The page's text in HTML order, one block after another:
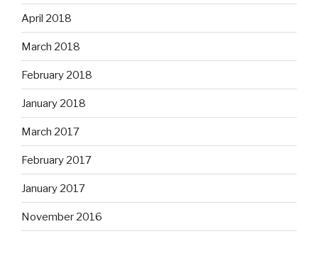
April 2018
March 2018
February 2018
January 2018
March 2017
February 2017
January 2017
November 2016